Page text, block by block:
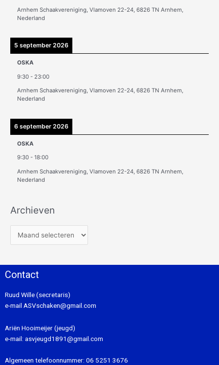
Arnhem Schaakvereniging, Vlamoven 22-24, 6826 TN Arnhem,
Nederland
5 september 2026
OSKA
9:30 - 23:00
Arnhem Schaakvereniging, Vlamoven 22-24, 6826 TN Arnhem,
Nederland
6 september 2026
OSKA
9:30 -18:00
Arnhem Schaakvereniging, Vlamoven 22-24, 6826 TN Arnhem,
Nederland
Archieven
Contact
Ruud Wille (secretaris)
e-mail ASVschaken@gmail.com
Ariën Hooimeijer (jeugd)
e-mail: asvjeugd1891@gmail.com
Algemeen telefoonnummer: 06 5251 3676